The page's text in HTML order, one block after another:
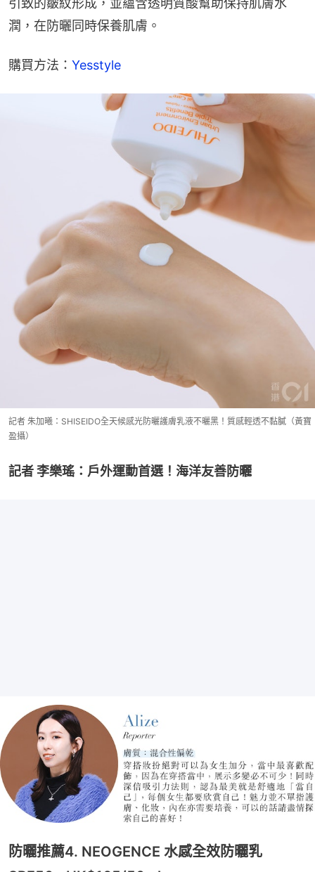
引致的皺紋形成，並蘊含透明質酸幫助保持肌膚水
潤，在防曬同時保養肌膚。
購買方法： Yesstyle
記者 朱加曦：SHISEIDO全天候感光防曬護膚乳液不曬黑！質感輕透不黏膩（黃寶
盈攝）
記者 李樂瑤：戶外運動首選！海洋友善防曬
防曬推薦4. NEOGENCE 水感全效防曬乳